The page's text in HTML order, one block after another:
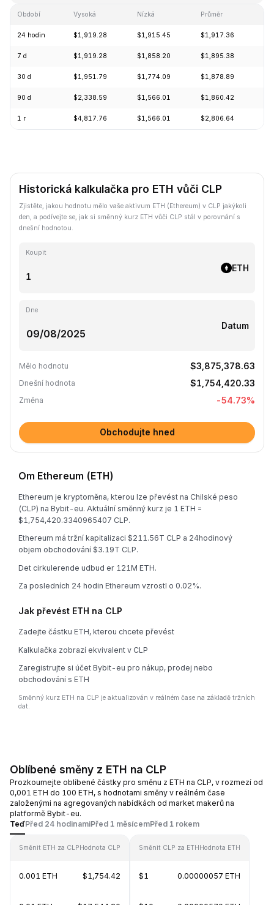
Období Vysoká Nízká Průměr
24 hodin $1,919.28 $1,915.45 $1,917.36
7 d $1,919.28 $1,858.20 $1,895.38
30 d $1,951.79 $1,774.09 $1,878.89
90 d $2,338.59 $1,566.01 $1,860.42
1 r $4,817.76 $1,566.01 $2,806.64
Historická kalkulačka pro ETH vůči CLP
Zjistěte, jakou hodnotu mělo vaše aktivum ETH (Ethereum) v CLP jakýkoli
den, a podívejte se, jak si směnný kurz ETH vůči CLP stál v porovnání s
dnešní hodnotou.
Koupit
ETH
Dne
Datum
Mělo hodnotu $3,875,378.63
Dnešní hodnota $1,754,420.33
Změna -54.73%
Obchodujte hned
Om Ethereum (ETH)
Ethereum je kryptoměna, kterou lze převést na Chilské peso
(CLP) na Bybit-eu. Aktuální směnný kurz je 1 ETH =
$1,754,420.3340965407 CLP.
Ethereum má tržní kapitalizaci $211.56T CLP a 24hodinový
objem obchodování $3.19T CLP.
Det cirkulerende udbud er 121M ETH.
Za posledních 24 hodin Ethereum vzrostl o 0.02%.
Jak převést ETH na CLP
Zadejte částku ETH, kterou chcete převést
Kalkulačka zobrazí ekvivalent v CLP
Zaregistrujte si účet Bybit-eu pro nákup, prodej nebo
obchodování s ETH
Směnný kurz ETH na CLP je aktualizován v reálném čase na základě tržních
dat.
Oblíbené směny z ETH na CLP
Prozkoumejte oblíbené částky pro směnu z ETH na CLP, v rozmezí od
0,001 ETH do 100 ETH, s hodnotami směny v reálném čase
založenými na agregovaných nabídkách od market makerů na
platformě Bybit-eu.
TeďPřed 24 hodinamiPřed 1 měsícemPřed 1 rokem
Směnit ETH za CLPHodnota CLP
0.001 ETH $1,754.42
Směnit CLP za ETHHodnota ETH
$1 0.00000057 ETH